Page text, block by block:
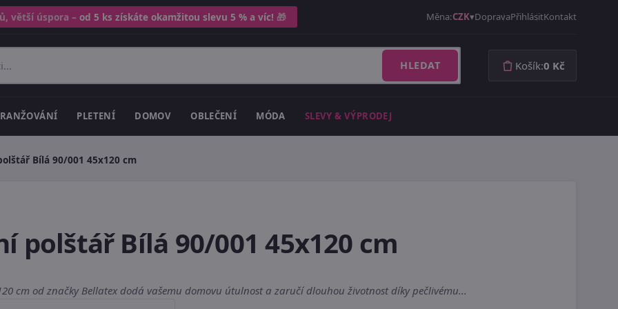
větší úspora –od 5 ks získáte okamžitou slevu 5 % a víc! 🎁 Měna:CZK DopravaPřihlásitKontakt
HLEDAT Košík:0 Kč
PLETENÍ DOMOV OBLEČENÍ MÓDA SLEVY & VÝPRODEJ
Bílá 90/001 45x120 cm
polštář Bílá 90/001 45x120 cm
cm od značky Bellatex dodá vašemu domovu útulnost a zaručí dlouhou životnost díky pečlivému...